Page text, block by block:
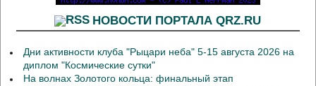
НОВОСТИ ПОРТАЛА QRZ.RU
Дни активности клуба "Рыцари неба" 5-15 августа 2026 на
диплом "Космические сутки"
На волнах Золотого кольца: финальный этап